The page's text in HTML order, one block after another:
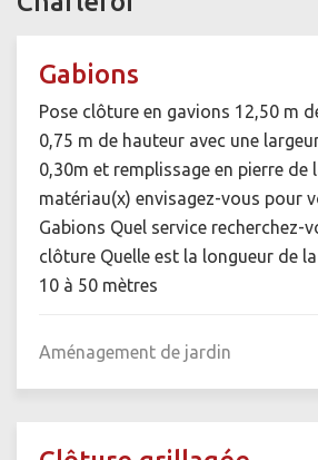
Gabions
Pose clôture en gavions 12,50 m
0,75 m de hauteur avec une
0,30m et remplissage en pierre de
matériau(x) envisagez-vous pour
Gabions Quel service recherchez-
clôture Quelle est la longueur de
10 à 50 mètres
Aménagement de jardin